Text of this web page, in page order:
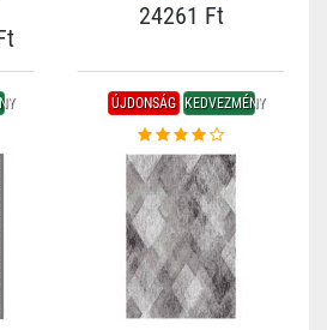
24261 Ft
ÚJDONSÁG KEDVEZMÉNY